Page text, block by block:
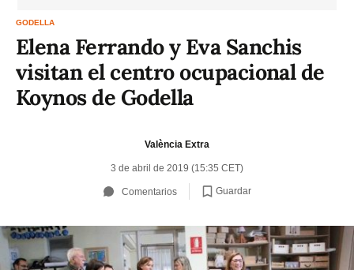
GODELLA
Elena Ferrando y Eva Sanchis
visitan el centro ocupacional de
Koynos de Godella
València Extra
3 de abril de 2019 (15:35 CET)
Comentarios Guardar